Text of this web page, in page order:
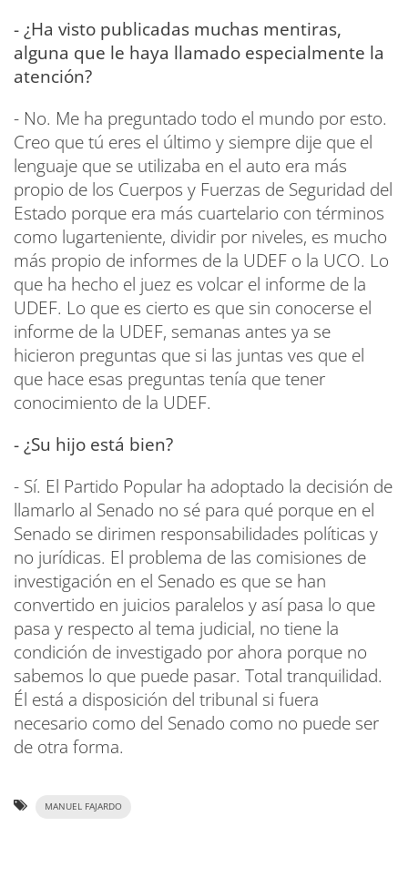
- ¿Ha visto publicadas muchas mentiras,
alguna que le haya llamado especialmente la
atención?
- No. Me ha preguntado todo el mundo por esto.
Creo que tú eres el último y siempre dije que el
lenguaje que se utilizaba en el auto era más
propio de los Cuerpos y Fuerzas de Seguridad del
Estado porque era más cuartelario con términos
como lugarteniente, dividir por niveles, es mucho
más propio de informes de la UDEF o la UCO. Lo
que ha hecho el juez es volcar el informe de la
UDEF. Lo que es cierto es que sin conocerse el
informe de la UDEF, semanas antes ya se
hicieron preguntas que si las juntas ves que el
que hace esas preguntas tenía que tener
conocimiento de la UDEF.
- ¿Su hijo está bien?
- Sí. El Partido Popular ha adoptado la decisión de
llamarlo al Senado no sé para qué porque en el
Senado se dirimen responsabilidades políticas y
no jurídicas. El problema de las comisiones de
investigación en el Senado es que se han
convertido en juicios paralelos y así pasa lo que
pasa y respecto al tema judicial, no tiene la
condición de investigado por ahora porque no
sabemos lo que puede pasar. Total tranquilidad.
Él está a disposición del tribunal si fuera
necesario como del Senado como no puede ser
de otra forma.
MANUEL FAJARDO